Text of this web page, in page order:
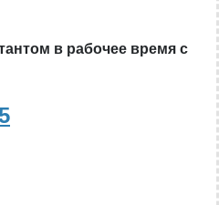
в рабочее время с